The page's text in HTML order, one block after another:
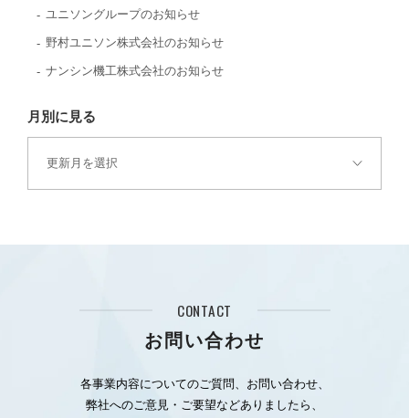
ユニソングループのお知らせ
野村ユニソン株式会社のお知らせ
ナンシン機工株式会社のお知らせ
月別に見る
CONTACT
お問い合わせ
各事業内容についてのご質問、お問い合わせ、
弊社へのご意見・ご要望などありましたら、